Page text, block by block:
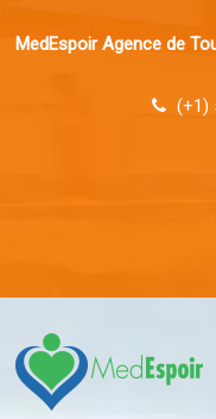
MedEspoir Agence de
(+1)